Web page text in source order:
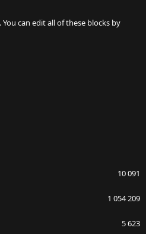
can edit all of these blocks by
10 091
1 054 209
5 623